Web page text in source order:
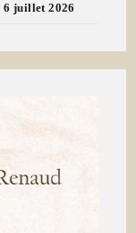
6 juillet 2026